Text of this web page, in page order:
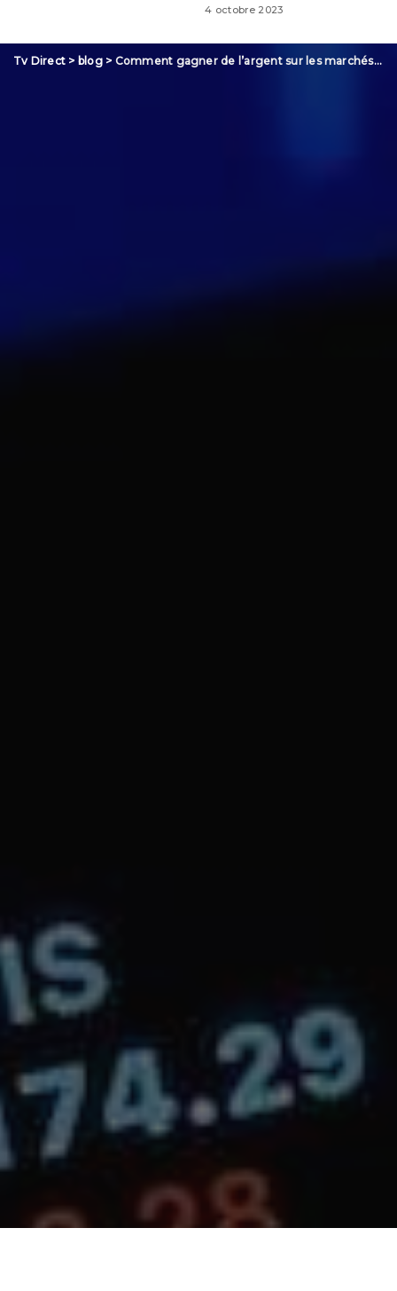
4 octobre 2023
Tv Direct > blog> Comment gagner de l’argent sur les marchés financiers avec les ETF ?